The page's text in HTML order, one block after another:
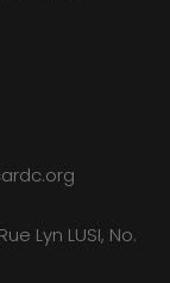
Lyn LUSI, No.